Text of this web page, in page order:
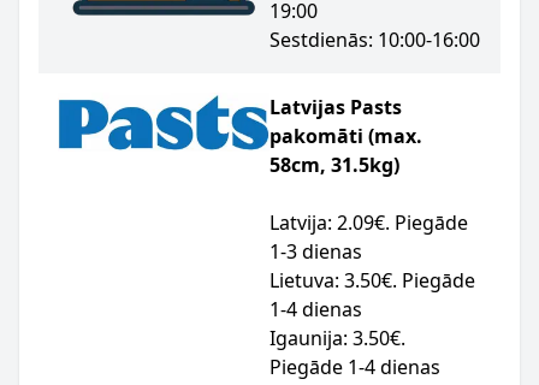
19:00
Sestdienās: 10:00-16:00
Latvijas Pasts
pakomāti (max.
58cm, 31.5kg)
Latvija: 2.09€. Piegāde
1-3 dienas
Lietuva: 3.50€. Piegāde
1-4 dienas
Igaunija: 3.50€.
Piegāde 1-4 dienas